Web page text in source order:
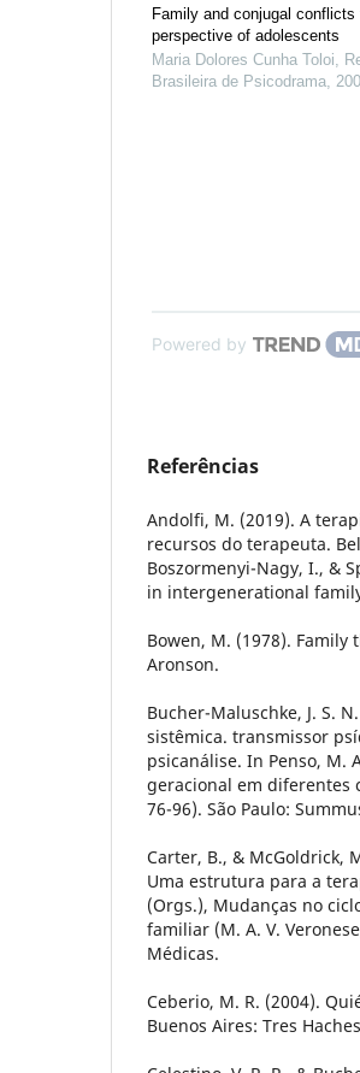
Family and conjugal conflicts
perspective of adolescents
Maria Dolores Cunha Toloi
Brasileira de Psicodrama
Powered by
Referências
Andolfi, M. (2019). A
recursos do terapeuta.
Boszormenyi-Nagy, I., &
in intergenerational
Bowen, M. (1978). Family
Aronson.
Bucher-Maluschke, J. S.
sistêmica. transmissor
psicanálise. In Penso, M.
geracional em diferentes
76-96). São Paulo:
Carter, B., & McGoldrick,
Uma estrutura para a
(Orgs.), Mudanças no
familiar (M. A. V.
Médicas.
Ceberio, M. R. (2004).
Buenos Aires: Tres